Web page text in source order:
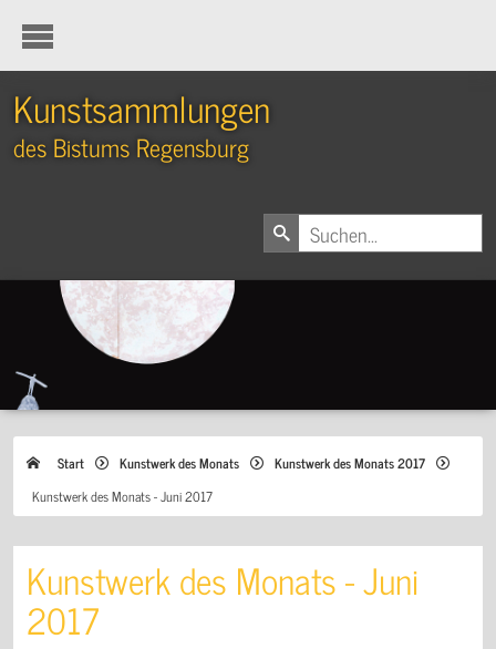
Kunstsammlungen
des Bistums Regensburg
Start Kunstwerk des Monats
Kunstwerk des Monats 2017
Kunstwerk des Monats - Juni 2017
Kunstwerk des Monats - Juni
2017